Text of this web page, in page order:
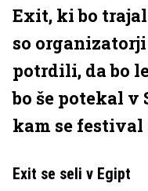
Exit, ki bo trajal
so
potrdili, da bo
bo še potekal v
kam se festival
Exit se seli v Egipt